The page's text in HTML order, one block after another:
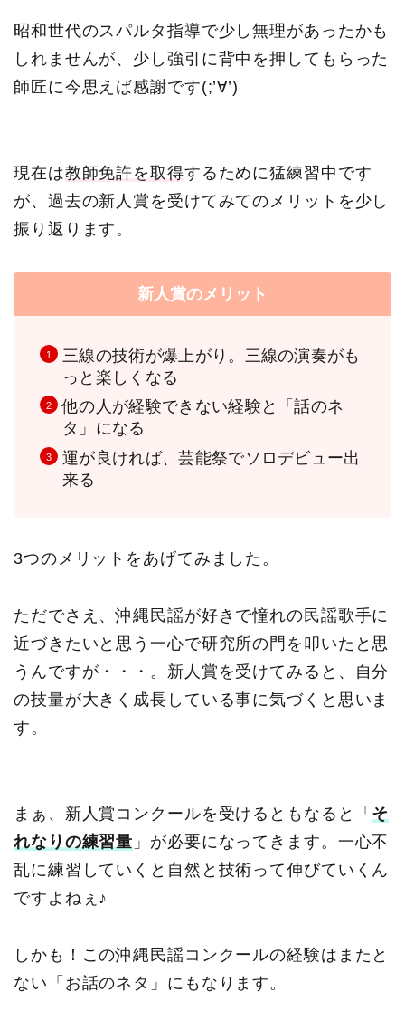
昭和世代のスパルタ指導で少し無理があったかも
しれませんが、少し強引に背中を押してもらった
師匠に今思えば感謝です(;’∀’)
現在は教師免許を取得するために猛練習中です
が、過去の新人賞を受けてみてのメリットを少し
振り返ります。
新人賞のメリット
三線の技術が爆上がり。三線の演奏がも
っと楽しくなる
他の人が経験できない経験と「話のネ
タ」になる
運が良ければ、芸能祭でソロデビュー出
来る
3つのメリットをあげてみました。
ただでさえ、沖縄民謡が好きで憧れの民謡歌手に
近づきたいと思う一心で研究所の門を叩いたと思
うんですが・・・。新人賞を受けてみると、自分
の技量が大きく成長している事に気づくと思いま
す。
まぁ、新人賞コンクールを受けるともなると「 そ
れなりの練習量 」が必要になってきます。一心不
乱に練習していくと自然と技術って伸びていくん
ですよねぇ♪
しかも！この沖縄民謡コンクールの経験はまたと
ない「お話のネタ」にもなります。